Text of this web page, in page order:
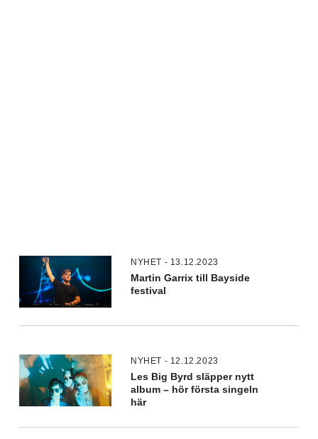
NYHET - 13.12.2023
Martin Garrix till Bayside
festival
NYHET - 12.12.2023
Les Big Byrd släpper nytt
album – hör första singeln
här